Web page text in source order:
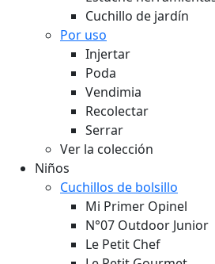
Por uso
Injertar
Poda
Vendimia
Recolectar
Serrar
Ver la colección
Niños
Cuchillos de bolsillo
Mi Primer Opinel
N°07 Outdoor Junior
Le Petit Chef
Le Petit Gourmet